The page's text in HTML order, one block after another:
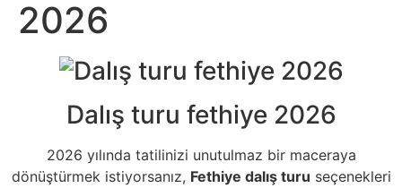
2026
Dalış turu fethiye 2026
2026 yılında tatilinizi unutulmaz bir maceraya
dönüştürmek istiyorsanız, Fethiye dalış turu seçenekleri